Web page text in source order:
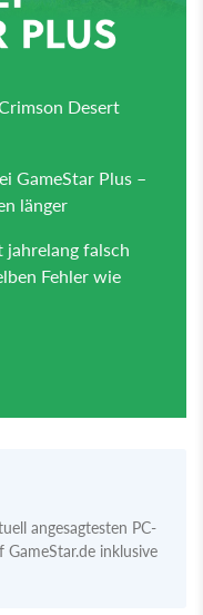
angesagtesten PC-
inklusive